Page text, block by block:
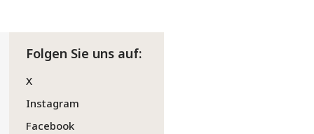
Folgen Sie uns auf:
X
Instagram
Facebook